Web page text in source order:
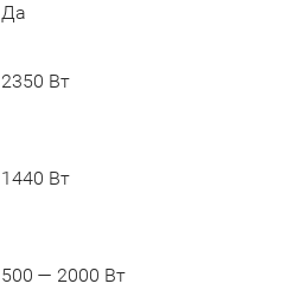
Да
2350 Вт
1440 Вт
500 — 2000 Вт